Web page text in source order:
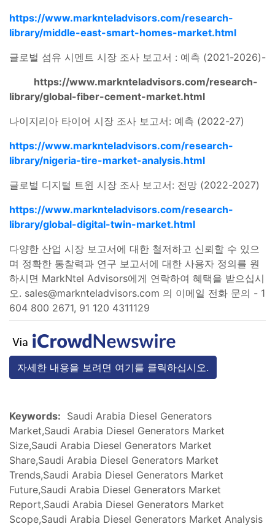
https://www.marknteladvisors.com/research-
library/middle-east-smart-homes-market.html
글로벌 섬유 시멘트 시장 조사 보고서 : 예측 (2021-2026)-
https://www.marknteladvisors.com/research-
library/global-fiber-cement-market.html
나이지리아 타이어 시장 조사 보고서: 예측 (2022-27)
https://www.marknteladvisors.com/research-
library/nigeria-tire-market-analysis.html
글로벌 디지털 트윈 시장 조사 보고서: 전망 (2022-2027)
https://www.marknteladvisors.com/research-
library/global-digital-twin-market.html
다양한 산업 시장 보고서에 대한 철저하고 신뢰할 수 있으
며 정확한 통찰력과 연구 보고서에 대한 사용자 정의를 원
하시면 MarkNtel Advisors에게 연락하여 혜택을 받으십시
오. sales@marknteladvisors.com 의 이메일 전화 문의 - 1
604 800 2671, 91 120 4311129
자세한 내용을 보려면 여기를 클릭하십시오.
Keywords: Saudi Arabia Diesel Generators
Market,Saudi Arabia Diesel Generators Market
Size,Saudi Arabia Diesel Generators Market
Share,Saudi Arabia Diesel Generators Market
Trends,Saudi Arabia Diesel Generators Market
Future,Saudi Arabia Diesel Generators Market
Report,Saudi Arabia Diesel Generators Market
Scope,Saudi Arabia Diesel Generators Market Analysis